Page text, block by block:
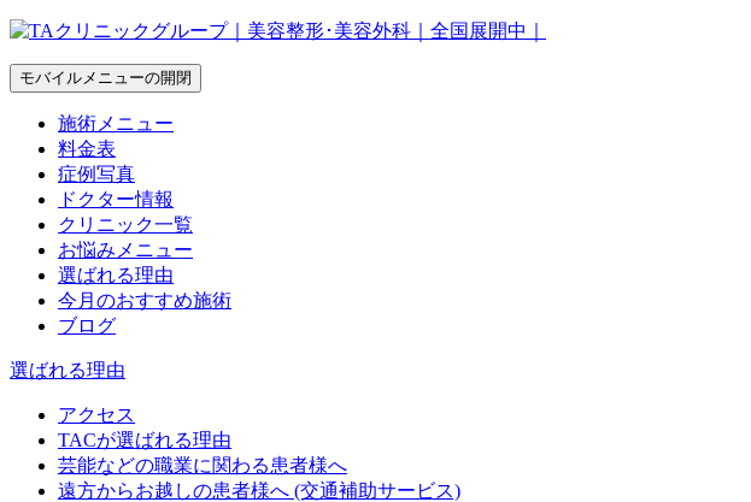
モバイルメニューの開閉
施術メニュー
料金表
症例写真
ドクター情報
クリニック一覧
お悩みメニュー
選ばれる理由
今月のおすすめ施術
ブログ
選ばれる理由
アクセス
TACが選ばれる理由
芸能などの職業に関わる患者様へ
遠方からお越しの患者様へ (交通補助サービス)